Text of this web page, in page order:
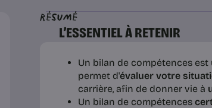
Résumé
L’ESSENTIEL À RETENIR
Un bilan de compétences est
permet d'évaluer votre
carrière, afin de donner vie à
Un bilan de compétences